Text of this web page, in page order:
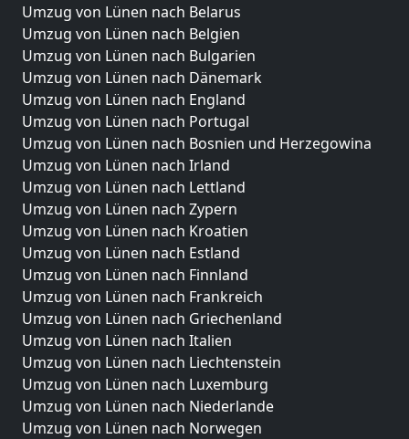
Umzug von Lünen nach Belarus
Umzug von Lünen nach Belgien
Umzug von Lünen nach Bulgarien
Umzug von Lünen nach Dänemark
Umzug von Lünen nach England
Umzug von Lünen nach Portugal
Umzug von Lünen nach Bosnien und Herzegowina
Umzug von Lünen nach Irland
Umzug von Lünen nach Lettland
Umzug von Lünen nach Zypern
Umzug von Lünen nach Kroatien
Umzug von Lünen nach Estland
Umzug von Lünen nach Finnland
Umzug von Lünen nach Frankreich
Umzug von Lünen nach Griechenland
Umzug von Lünen nach Italien
Umzug von Lünen nach Liechtenstein
Umzug von Lünen nach Luxemburg
Umzug von Lünen nach Niederlande
Umzug von Lünen nach Norwegen